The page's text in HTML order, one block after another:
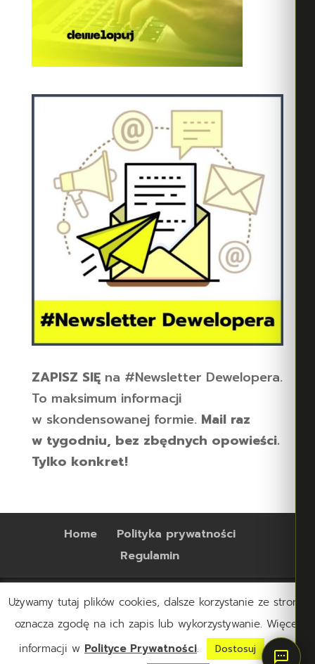
ZAPISZ SIĘ na #Newsletter Dewelopera.
To maksimum informacji
w skondensowanej formie. Mail raz
w tygodniu, bez zbędnych opowieści.
Tylko konkret!
Home
Polityka prywatności
Regulamin
© Dewelopuj.pl Wszelkie prawa zastrzeżone |
Używamy tutaj plików cookies, dalsze korzystanie ze strony,
oznacza zgodę na ich zapis lub wykorzystywanie. Więcej
informacji w Polityce Prywatności. Dostosuj swoje